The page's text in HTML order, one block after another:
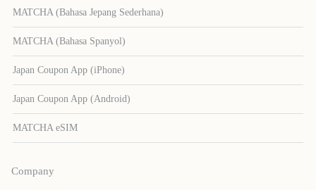
MATCHA (Bahasa Jepang Sederhana)
MATCHA (Bahasa Spanyol)
Japan Coupon App (iPhone)
Japan Coupon App (Android)
MATCHA eSIM
Company